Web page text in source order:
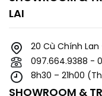
Tự động thêm
Trạm sạc làm
Tự động phân
LAI
20 Cù Chính Lan
097.664.9388 -
8h30 – 21h00
SHOWROOM &